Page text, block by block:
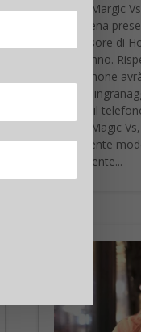
Honor Margic
ha appena
successore di
quest’anno.
smartphone
priva di
cinese, il
Honor Magic
precedente
nettamente...